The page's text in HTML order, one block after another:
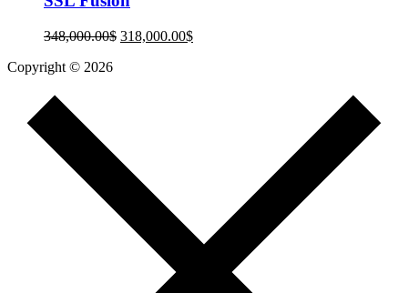
348,000.00$ 318,000.00$
Copyright © 2026